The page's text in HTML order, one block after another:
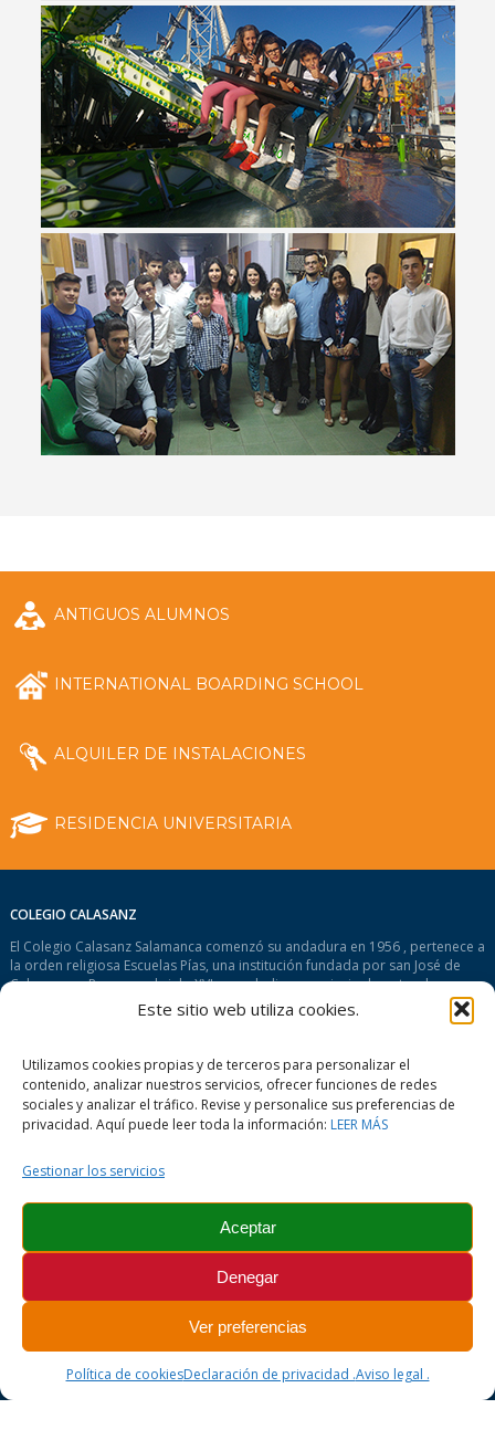
Este sitio web utiliza cookies.
Utilizamos cookies propias y de terceros para personalizar el
contenido, analizar nuestros servicios, ofrecer funciones de redes
sociales y analizar el tráfico. Revise y personalice sus preferencias de
privacidad. Aquí puede leer toda la información: LEER MÁS
Gestionar los servicios
Aceptar
Denegar
Ver preferencias
Política de cookiesDeclaración de privacidad .Aviso legal .
ANTIGUOS ALUMNOS
INTERNATIONAL BOARDING SCHOOL
ALQUILER DE INSTALACIONES
RESIDENCIA UNIVERSITARIA
COLEGIO CALASANZ
El Colegio Calasanz Salamanca comenzó su andadura en 1956 , pertenece a
la orden religiosa Escuelas Pías, una institución fundada por san José de
Calasanz en Roma en el siglo XVI para dedicarse principalmente a la
formación humana y cristiana de los niños/as. Su lema es “Piedad y Letras”,
es decir, conjugar “Fe cristiana y Cultura” en la educación de la niñez y
MENÚ PRINCIPAL
NUESTRO CENTRO
INTERNADO
ESCUELAS PIAS
FUNDACIÓN ITAKA
ESCOLAPPIOS